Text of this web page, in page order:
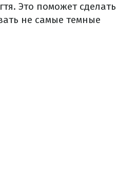
Это поможет сделать
не самые темные